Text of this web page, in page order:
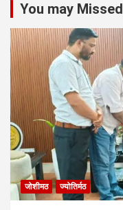
You may Missed
जोशीमठ ज्योतिर्मठ